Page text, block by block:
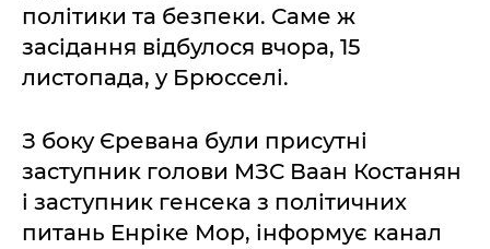
політики та безпеки. Саме ж
засідання відбулося вчора, 15
листопада, у Брюсселі.
З боку Єревана були присутні
заступник голови МЗС Ваан Костанян
і заступник генсека з політичних
питань Енріке Мор, інформує канал